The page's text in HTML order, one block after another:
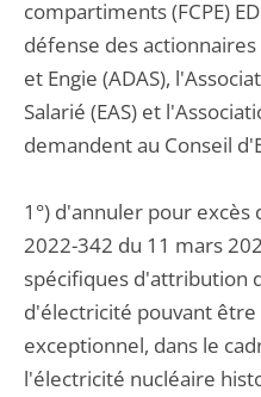
compartiments (FCPE)
défense des actionnaires
et Engie (ADAS),
Salarié (EAS) et
demandent au Conseil
1°) d'annuler pour excès
2022-342 du 11 mars
spécifiques d'attribution
d'électricité pouvant
exceptionnel, dans le
l'électricité nucléaire